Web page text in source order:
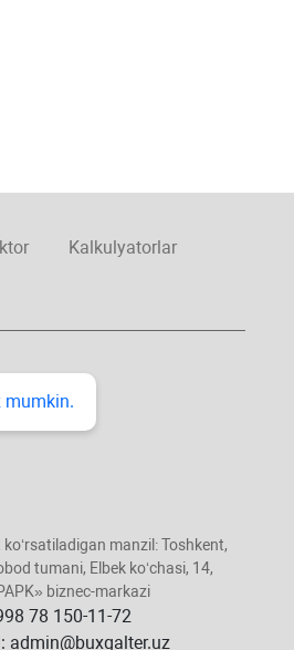
Kalkulyatorlar
mumkin.
manzil: Toshkent,
tumani, Elbek koʻchasi, 14,
biznec-markazi
78 150-11-72
admin@buxgalter.uz